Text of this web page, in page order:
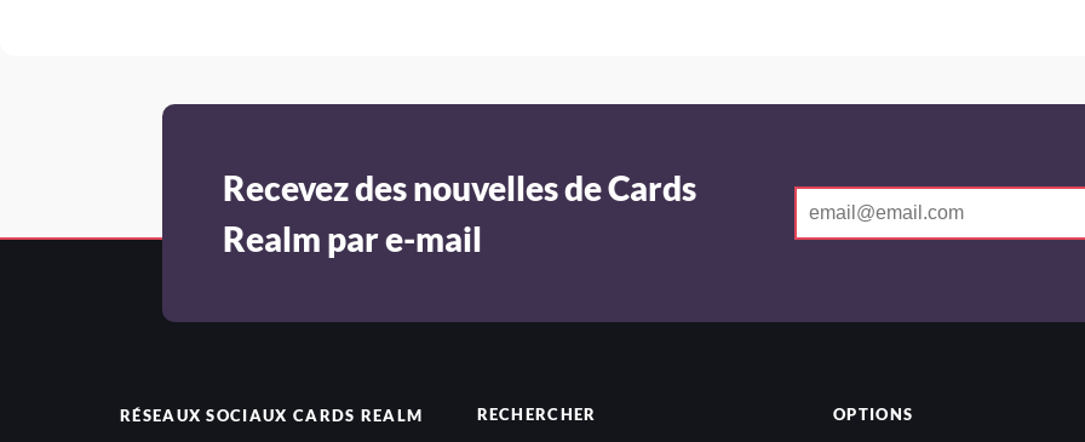
Recevez des nouvelles de Cards
Realm par e-mail
RÉSEAUX SOCIAUX CARDS REALM RECHERCHER OPTIONS